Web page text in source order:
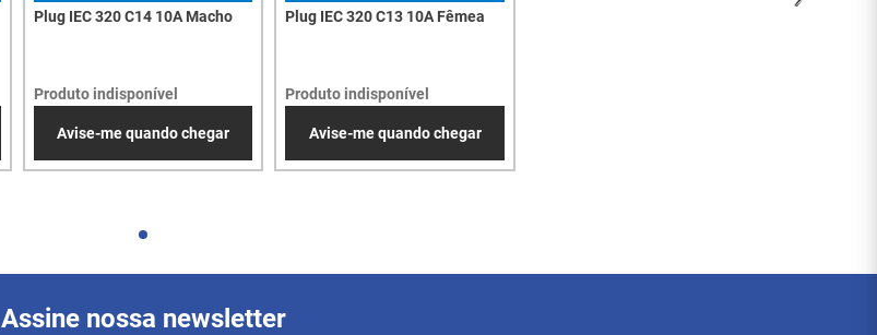
Plug IEC 320 C14 10A Macho
Produto indisponível
Avise-me quando chegar
Plug IEC 320 C13 10A Fêmea
Produto indisponível
Avise-me quando chegar
Assine nossa newsletter